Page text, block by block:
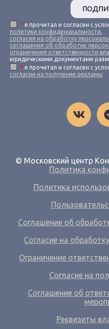
* я прочитал и согласен с
политики конфиденциальности,
согласия на обработку
соглашения об обработке
ограничения ответственности
юридическими документами
* я прочитал и согласен с
согласия на получение рекламы
© Московский центр
Политика
Политика
Соглашение об
Согласие на
Ограничение
Согласие на
Соглашение об
Реквизиты